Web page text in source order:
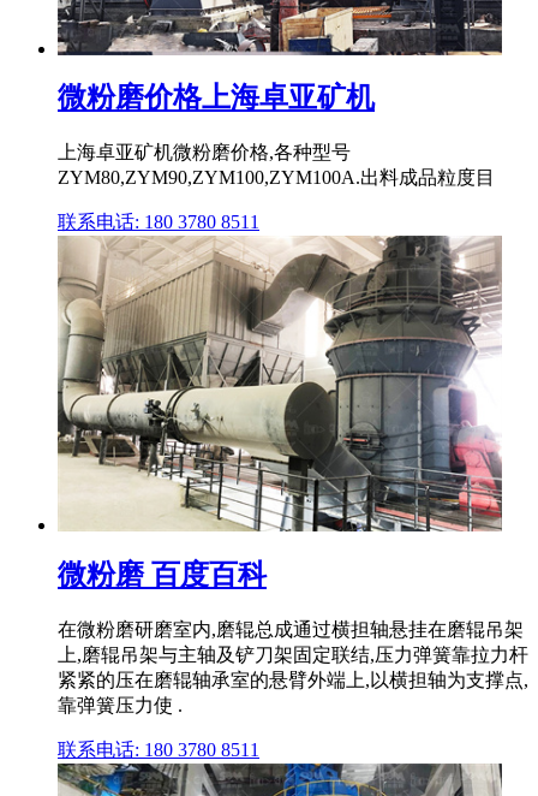
微粉磨价格上海卓亚矿机
上海卓亚矿机微粉磨价格,各种型号
ZYM80,ZYM90,ZYM100,ZYM100A.出料成品粒度目
联系电话: 180 3780 8511
微粉磨 百度百科
在微粉磨研磨室内,磨辊总成通过横担轴悬挂在磨辊吊架
上,磨辊吊架与主轴及铲刀架固定联结,压力弹簧靠拉力杆
紧紧的压在磨辊轴承室的悬臂外端上,以横担轴为支撑点,
靠弹簧压力使 .
联系电话: 180 3780 8511